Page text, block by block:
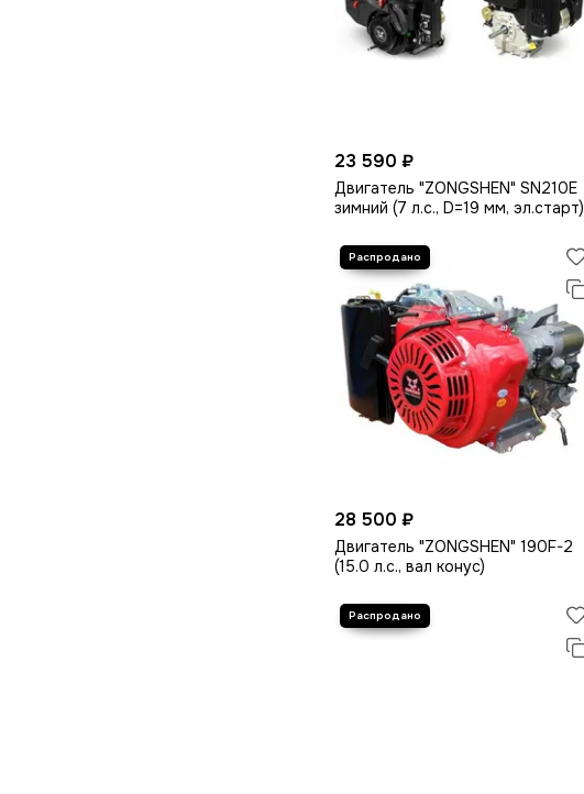
23 590 ₽
Двигатель "ZONGSHEN" SN210E
зимний (7 л.с., D=19 мм, эл.старт)
28 500 ₽
Двигатель "ZONGSHEN" 190F-2
(15.0 л.с., вал конус)